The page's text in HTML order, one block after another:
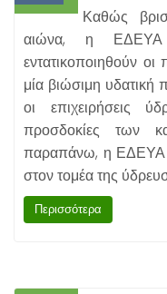
Καθώς
αιώνα, η ΕΔΕΥΑ
εντατικοποιηθούν
μία βιώσιμη υδατική
οι επιχειρήσεις
προσδοκίες των
παραπάνω, η ΕΔΕΥΑ
στον τομέα της
Περισσότερα